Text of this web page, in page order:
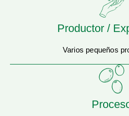
Productor /
Varios pequeños